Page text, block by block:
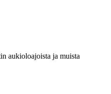
aukioloajoista ja muista